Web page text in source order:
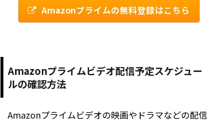
Amazonプライムの無料登録はこちら
Amazonプライムビデオ配信予定スケジュー
ルの確認方法
Amazonプライムビデオの映画やドラマなどの配信